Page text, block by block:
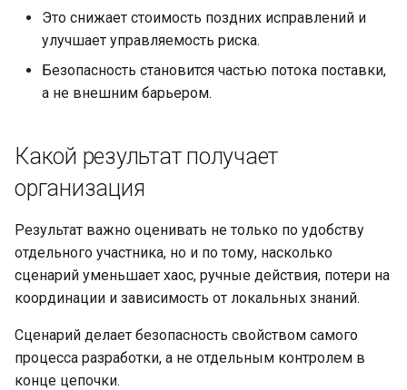
Это снижает стоимость поздних исправлений и
улучшает управляемость риска.
Безопасность становится частью потока поставки,
а не внешним барьером.
Какой результат получает
организация
Результат важно оценивать не только по удобству
отдельного участника, но и по тому, насколько
сценарий уменьшает хаос, ручные действия, потери на
координации и зависимость от локальных знаний.
Сценарий делает безопасность свойством самого
процесса разработки, а не отдельным контролем в
конце цепочки.